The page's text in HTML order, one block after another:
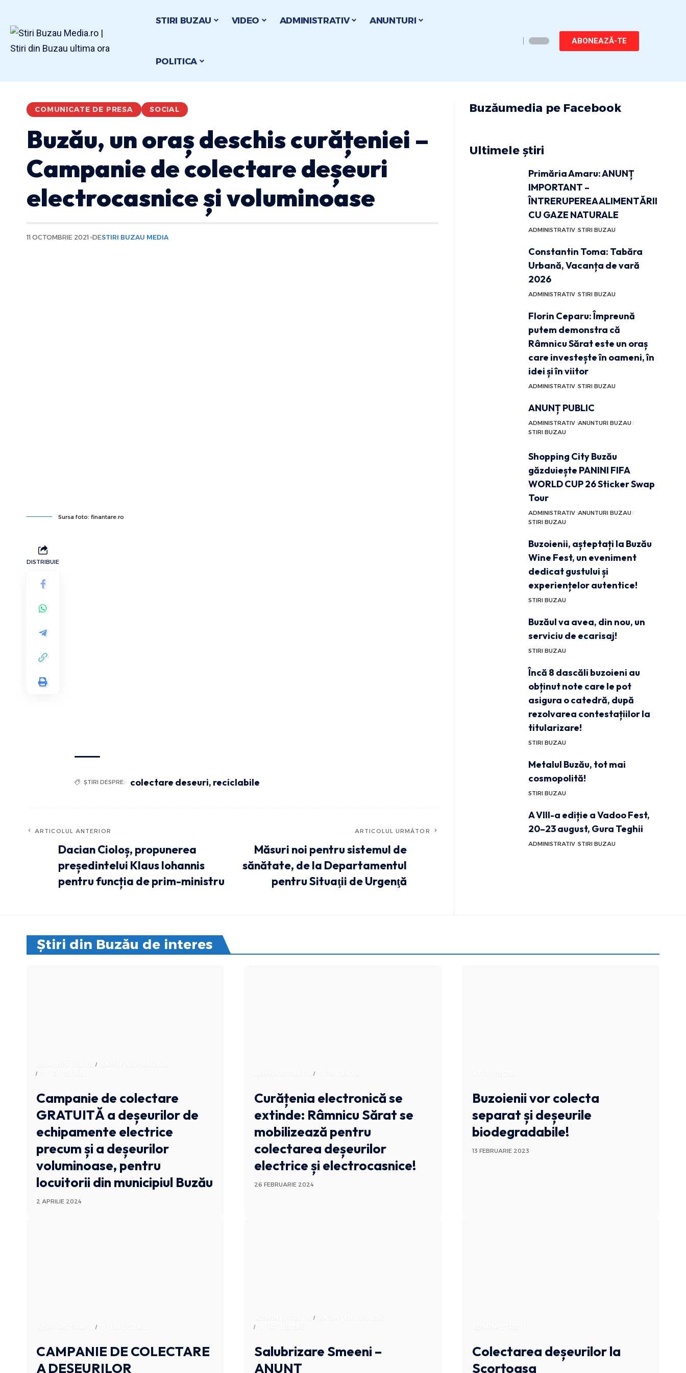
STIRI BUZAU VIDEO ADMINISTRATIV ANUNTURI
POLITICA
ABONEAZĂ-TE
COMUNICATE DE PRESA SOCIAL
Buzău, un oraș deschis curățeniei –
Campanie de colectare deșeuri
electrocasnice și voluminoase
11 OCTOMBRIE 2021 DESTIRI BUZAU MEDIA
Sursa foto: finantare.ro
DISTRIBUIE
ȘTIRI DESPRE: colectare deseuri, reciclabile
ARTICOLUL ANTERIOR
Dacian Cioloș, propunerea
președintelui Klaus Iohannis
pentru funcția de prim-ministru
ARTICOLUL URMĂTOR
Măsuri noi pentru sistemul de
sănătate, de la Departamentul
pentru Situaţii de Urgenţă
Buzăumedia pe Facebook
Ultimele știri
Primăria Amaru: ANUNȚ
IMPORTANT –
ÎNTRERUPEREA ALIMENTĂRII
CU GAZE NATURALE
ADMINISTRATIV STIRI BUZAU
Constantin Toma: Tabăra
Urbană, Vacanța de vară
2026
ADMINISTRATIV STIRI BUZAU
Florin Ceparu: Împreună
putem demonstra că
Râmnicu Sărat este un oraș
care investește în oameni, în
idei și în viitor
ADMINISTRATIV STIRI BUZAU
ANUNȚ PUBLIC
ADMINISTRATIV ANUNTURI BUZAU
STIRI BUZAU
Shopping City Buzău
găzduiește PANINI FIFA
WORLD CUP 26 Sticker Swap
Tour
ADMINISTRATIV ANUNTURI BUZAU
STIRI BUZAU
Buzoienii, așteptați la Buzău
Wine Fest, un eveniment
dedicat gustului și
experiențelor autentice!
STIRI BUZAU
Buzăul va avea, din nou, un
serviciu de ecarisaj!
STIRI BUZAU
Încă 8 dascăli buzoieni au
obținut note care le pot
asigura o catedră, după
rezolvarea contestațiilor la
titularizare!
STIRI BUZAU
Metalul Buzău, tot mai
cosmopolită!
STIRI BUZAU
A VIII-a ediție a Vadoo Fest,
20–23 august, Gura Teghii
ADMINISTRATIV STIRI BUZAU
Știri din Buzău de interes
ADMINISTRATIV
Campanie de colectare
GRATUITĂ a deșeurilor de
echipamente electrice
precum și a deșeurilor
voluminoase, pentru
locuitorii din municipiul Buzău
2 APRILIE 2024
ADMINISTRATIV
Curățenia electronică se
extinde: Râmnicu Sărat se
mobilizează pentru
colectarea deșeurilor
electrice și electrocasnice!
26 FEBRUARIE 2024
Buzoienii vor colecta
separat și deșeurile
biodegradabile!
13 FEBRUARIE 2023
ADMINISTRATIV
CAMPANIE DE COLECTARE
A DEȘEURILOR
ADMINISTRATIV
Salubrizare Smeeni –
ANUNȚ
Colectarea deșeurilor la
Scorțoasa